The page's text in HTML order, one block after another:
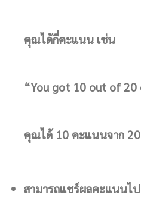
คุณได้กี่คะแนน เช่น
“You got 10 out of
คุณได้ 10 คะแนนจาก
สามารถแชร์ผลคะแนนไ